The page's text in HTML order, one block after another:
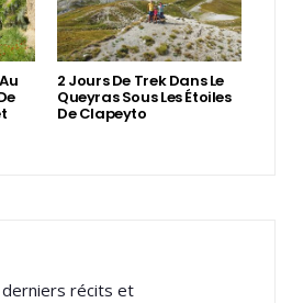
2 Jours De Trek Dans Le
Queyras Sous Les Étoiles
De Clapeyto
récits et